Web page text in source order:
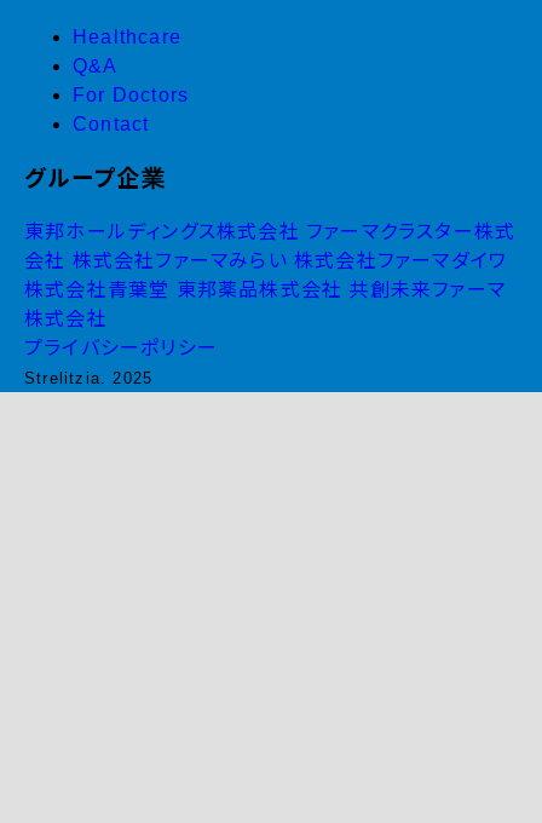
Healthcare
Q&A
For Doctors
Contact
グループ企業
東邦ホールディングス株式会社 ファーマクラスター株式
会社 株式会社ファーマみらい 株式会社ファーマダイワ
株式会社青葉堂 東邦薬品株式会社 共創未来ファーマ
株式会社
プライバシーポリシー
Strelitzia. 2025